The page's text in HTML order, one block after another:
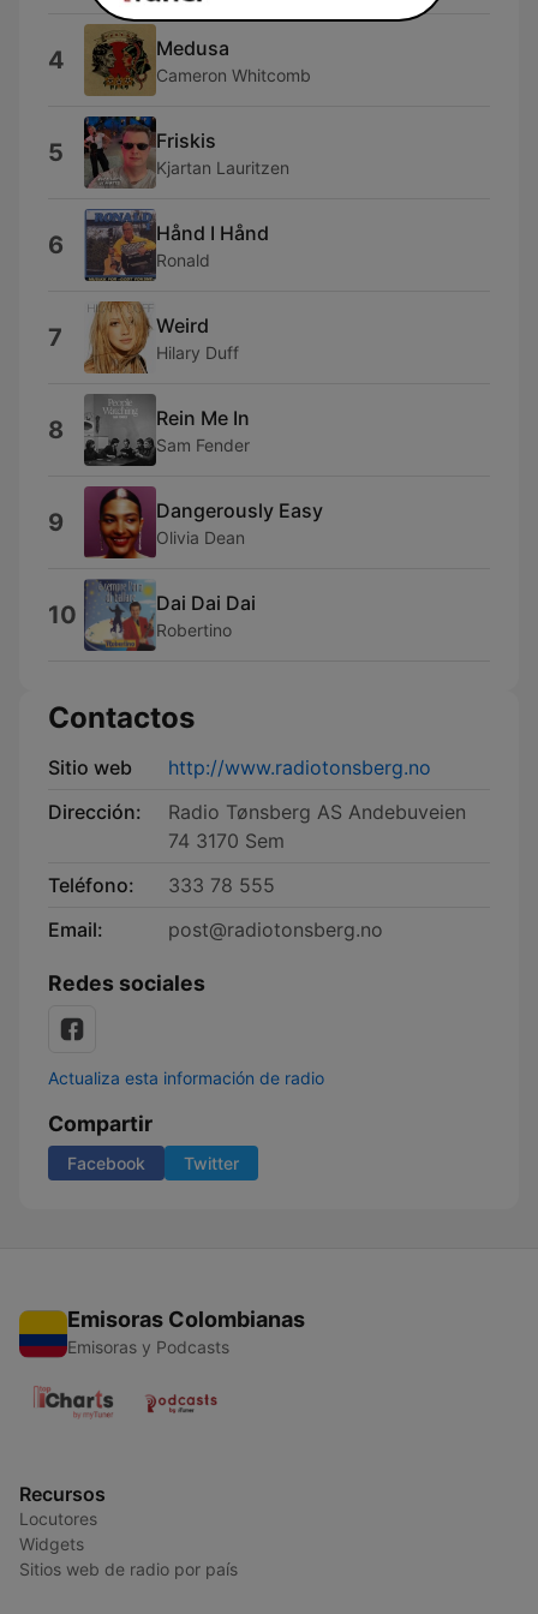
4 Medusa
Cameron Whitcomb
5 Friskis
Kjartan Lauritzen
6 Hånd I Hånd
Ronald
7 Weird
Hilary Duff
8 Rein Me In
Sam Fender
9 Dangerously Easy
Olivia Dean
10 Dai Dai Dai
Robertino
Contactos
Sitio web
http://www.radiotonsberg.no
Dirección:
Radio Tønsberg AS Andebuveien
74 3170 Sem
Teléfono:
333 78 555
Email:
post@radiotonsberg.no
Redes sociales
Actualiza esta información de radio
Compartir
Facebook Twitter
Emisoras Colombianas
Emisoras y Podcasts
Recursos
Locutores
Widgets
Sitios web de radio por país